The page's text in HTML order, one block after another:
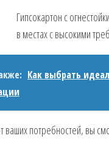
Гипсокартон с
в местах с высокими
Как выбрать
ваших потребностей, вы